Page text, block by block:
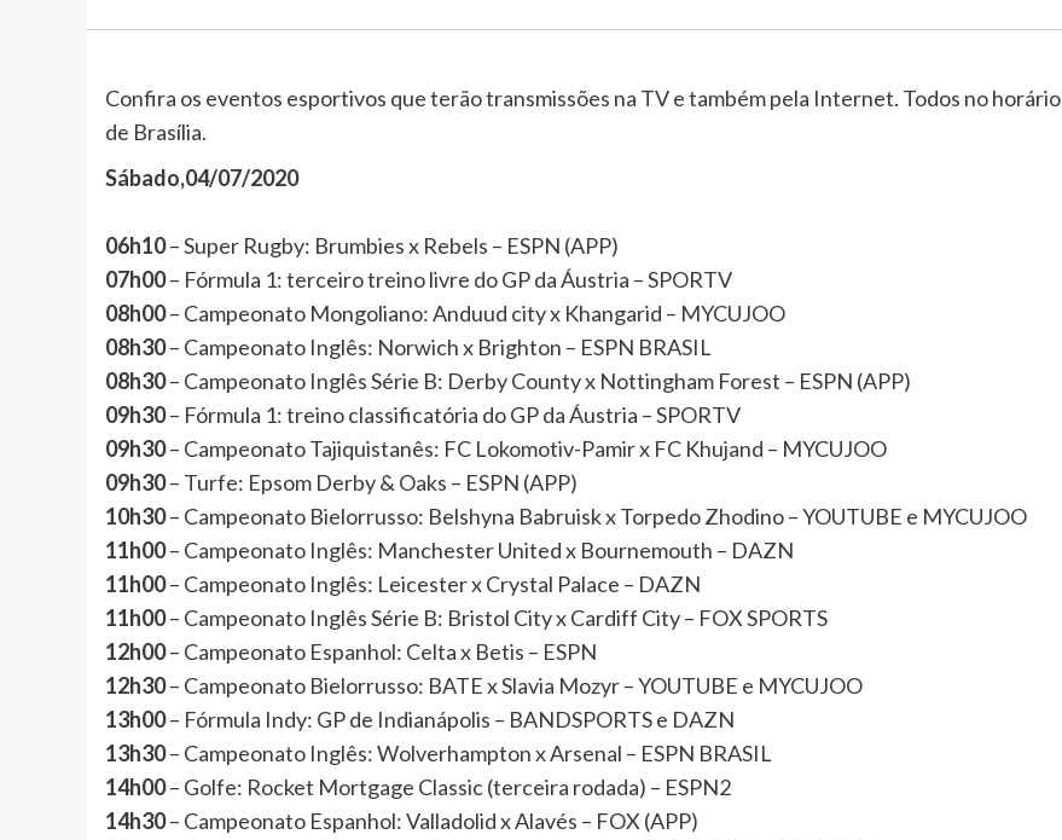
Confira os eventos esportivos que terão transmissões na TV e também pela Internet. Todos no horário
de Brasília.
Sábado,04/07/2020
06h10– Super Rugby: Brumbies x Rebels – ESPN (APP)
07h00– Fórmula 1: terceiro treino livre do GP da Áustria – SPORTV
08h00– Campeonato Mongoliano: Anduud city x Khangarid – MYCUJOO
08h30– Campeonato Inglês: Norwich x Brighton – ESPN BRASIL
08h30– Campeonato Inglês Série B: Derby County x Nottingham Forest – ESPN (APP)
09h30– Fórmula 1: treino classificatória do GP da Áustria – SPORTV
09h30– Campeonato Tajiquistanês: FC Lokomotiv-Pamir x FC Khujand – MYCUJOO
09h30– Turfe: Epsom Derby & Oaks – ESPN (APP)
10h30– Campeonato Bielorrusso: Belshyna Babruisk x Torpedo Zhodino – YOUTUBE e MYCUJOO
11h00– Campeonato Inglês: Manchester United x Bournemouth – DAZN
11h00– Campeonato Inglês: Leicester x Crystal Palace – DAZN
11h00– Campeonato Inglês Série B: Bristol City x Cardiff City – FOX SPORTS
12h00– Campeonato Espanhol: Celta x Betis – ESPN
12h30– Campeonato Bielorrusso: BATE x Slavia Mozyr – YOUTUBE e MYCUJOO
13h00– Fórmula Indy: GP de Indianápolis – BANDSPORTS e DAZN
13h30– Campeonato Inglês: Wolverhampton x Arsenal – ESPN BRASIL
14h00– Golfe: Rocket Mortgage Classic (terceira rodada) – ESPN2
14h30– Campeonato Espanhol: Valladolid x Alavés – FOX (APP)